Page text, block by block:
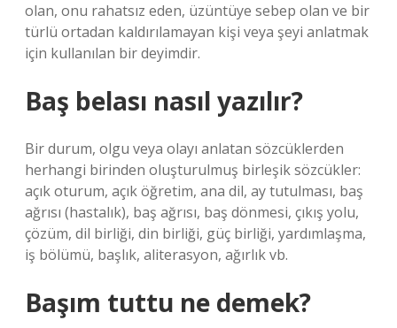
olan, onu rahatsız eden, üzüntüye sebep olan ve bir
türlü ortadan kaldırılamayan kişi veya şeyi anlatmak
için kullanılan bir deyimdir.
Baş belası nasıl yazılır?
Bir durum, olgu veya olayı anlatan sözcüklerden
herhangi birinden oluşturulmuş birleşik sözcükler:
açık oturum, açık öğretim, ana dil, ay tutulması, baş
ağrısı (hastalık), baş ağrısı, baş dönmesi, çıkış yolu,
çözüm, dil birliği, din birliği, güç birliği, yardımlaşma,
iş bölümü, başlık, aliterasyon, ağırlık vb.
Başım tuttu ne demek?